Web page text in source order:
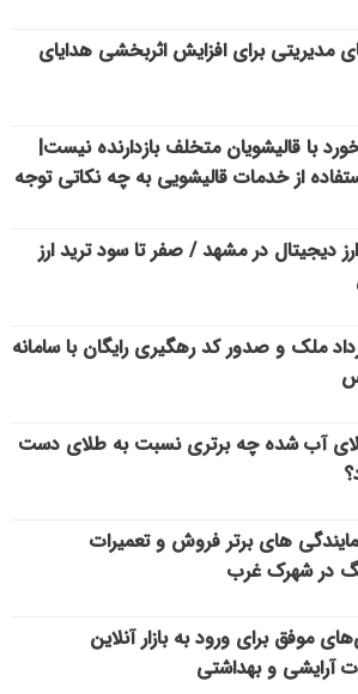
مدیریتی برای افزایش اثربخشی هدایای
با قالیشویان متخلف بازدارنده نیست|
از خدمات قالیشویی به چه نکاتی توجه
دیجیتال در مشهد / صفر تا سود ترید ارز
ملک و صدور کد رهگیری رایگان با سامانه
آب شده چه برتری نسبت به طلای دست
های برتر فروش و تعمیرات
در شهرک غرب
موفق برای ورود به بازار آنلاین
آرایشی و بهداشتی